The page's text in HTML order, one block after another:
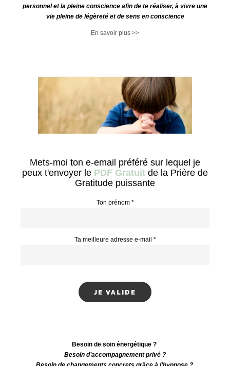
personnel et la pleine conscience afin de te réaliser, à vivre une
vie pleine de légèreté et de sens en conscience
En savoir plus >>
Mets-moi ton e-email préféré sur lequel je
peux t'envoyer le PDF Gratuit de la Prière de
Gratitude puissante
Ton prénom *
Ta meilleure adresse e-mail *
Besoin de soin énergétique ?
Besoin d’accompagnement privé ?